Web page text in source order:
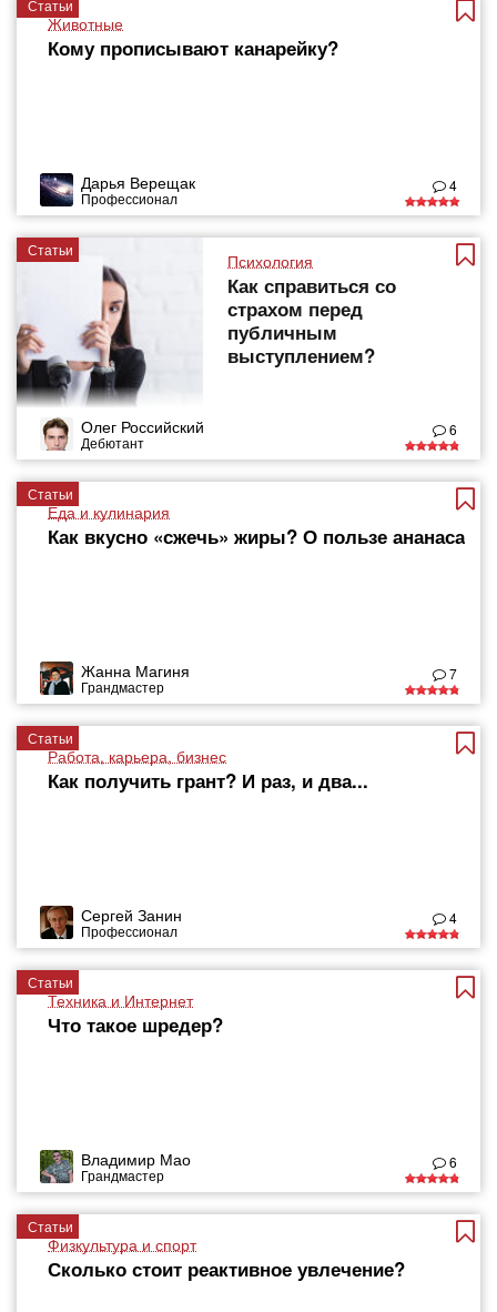
Статьи
Животные
Кому прописывают канарейку?
Дарья Верещак
Профессионал
4
Статьи
Психология
Как справиться со
страхом перед
публичным
выступлением?
Олег Российский
Дебютант
6
Статьи
Еда и кулинария
Как вкусно «сжечь» жиры? О пользе ананаса
Жанна Магиня
Грандмастер
7
Статьи
Работа, карьера, бизнес
Как получить грант? И раз, и два...
Сергей Занин
Профессионал
4
Статьи
Техника и Интернет
Что такое шредер?
Владимир Мао
Грандмастер
6
Статьи
Физкультура и спорт
Сколько стоит реактивное увлечение?